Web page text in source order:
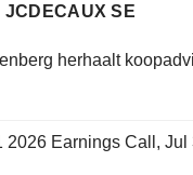
SE
herhaalt
2026 Earnings Call, Jul